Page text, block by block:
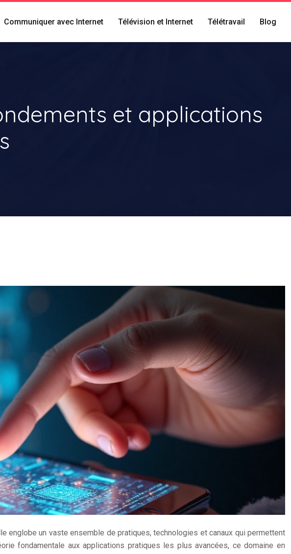
Communiquer avec Internet Télévision et Internet Télétravail Blog
et applications
englobe un vaste ensemble de pratiques, technologies et canaux qui permettent
fondamentale aux applications pratiques les plus avancées, ce domaine en